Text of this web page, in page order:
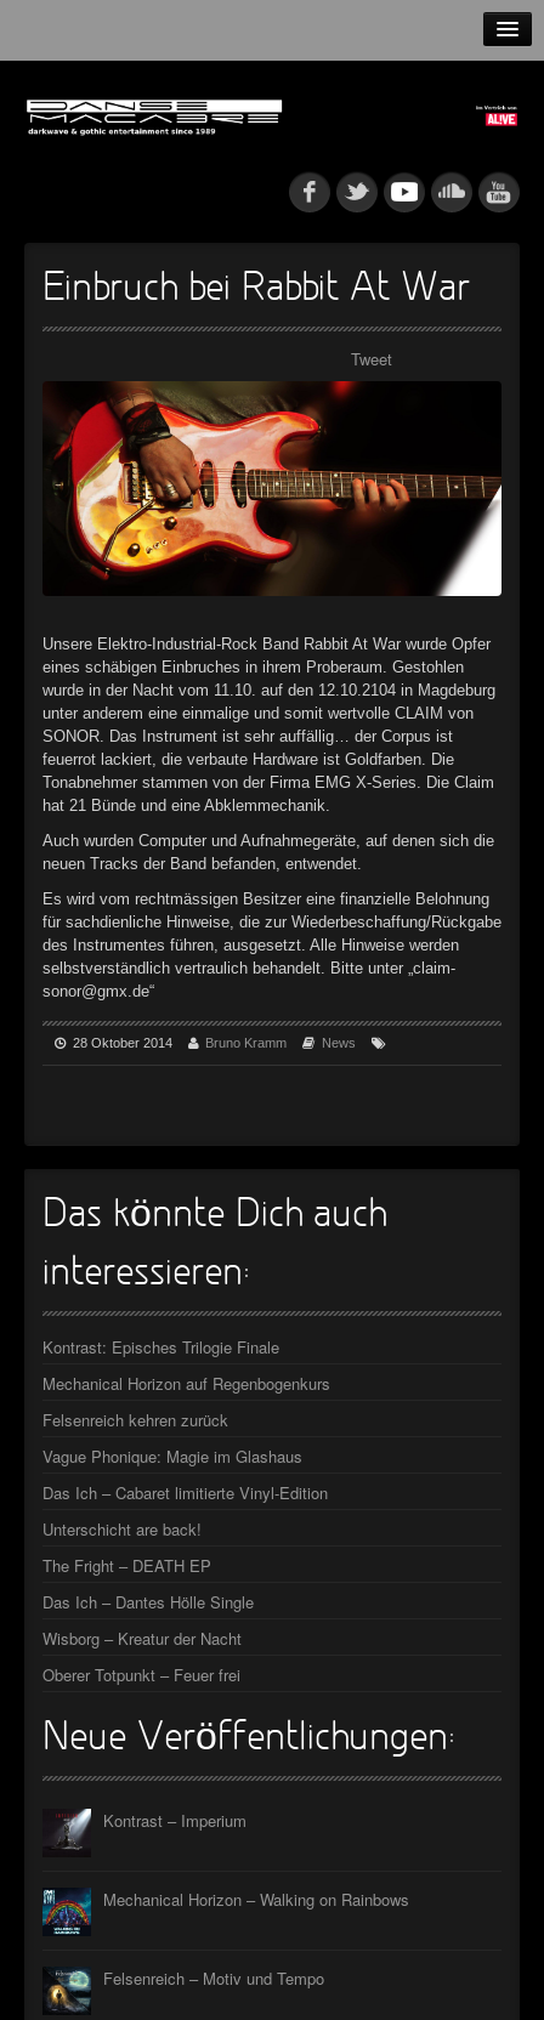
NEWS
►
►
►
►
►
►
►
►
►
►
Einbruch bei Rabbit At War
Tweet
Unsere Elektro-Industrial-Rock Band Rabbit At War wurde Opfer
eines schäbigen Einbruches in ihrem Proberaum. Gestohlen
wurde in der Nacht vom 11.10. auf den 12.10.2104 in Magdeburg
unter anderem eine einmalige und somit wertvolle CLAIM von
SONOR. Das Instrument ist sehr auffällig… der Corpus ist
feuerrot lackiert, die verbaute Hardware ist Goldfarben. Die
Tonabnehmer stammen von der Firma EMG X-Series. Die Claim
hat 21 Bünde und eine Abklemmechanik.
Auch wurden Computer und Aufnahmegeräte, auf denen sich die
neuen Tracks der Band befanden, entwendet.
Es wird vom rechtmässigen Besitzer eine finanzielle Belohnung
für sachdienliche Hinweise, die zur Wiederbeschaffung/Rückgabe
des Instrumentes führen, ausgesetzt. Alle Hinweise werden
selbstverständlich vertraulich behandelt. Bitte unter „claim-
sonor@gmx.de“
28 Oktober 2014 Bruno Kramm News
Das könnte Dich auch
interessieren:
Kontrast: Episches Trilogie Finale
Mechanical Horizon auf Regenbogenkurs
Felsenreich kehren zurück
Vague Phonique: Magie im Glashaus
Das Ich – Cabaret limitierte Vinyl-Edition
Unterschicht are back!
The Fright – DEATH EP
Das Ich – Dantes Hölle Single
Wisborg – Kreatur der Nacht
Oberer Totpunkt – Feuer frei
Neue Veröffentlichungen:
Kontrast – Imperium
Mechanical Horizon – Walking on Rainbows
Felsenreich – Motiv und Tempo